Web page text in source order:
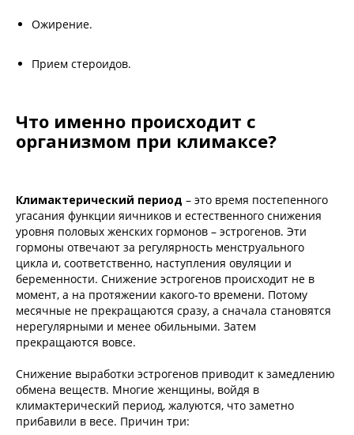
Ожирение.
Прием стероидов.
Что именно происходит с
организмом при климаксе?
Климактерический период – это время постепенного
угасания функции яичников и естественного снижения
уровня половых женских гормонов – эстрогенов. Эти
гормоны отвечают за регулярность менструального
цикла и, соответственно, наступления овуляции и
беременности. Снижение эстрогенов происходит не в
момент, а на протяжении какого-то времени. Потому
месячные не прекращаются сразу, а сначала становятся
нерегулярными и менее обильными. Затем
прекращаются вовсе.
Снижение выработки эстрогенов приводит к замедлению
обмена веществ. Многие женщины, войдя в
климактерический период, жалуются, что заметно
прибавили в весе. Причин три: